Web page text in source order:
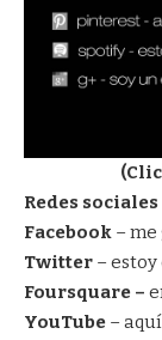
Redes
Facebook –
Twitter –
Foursquare –
YouTube –